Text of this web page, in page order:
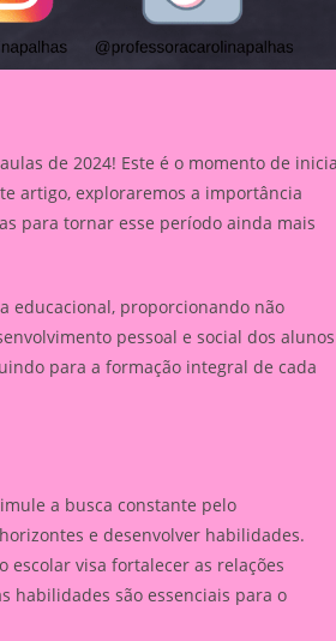
de 2024! Este é o momento de
artigo, exploraremos a importância
para tornar esse período ainda mais
educacional, proporcionando não
pessoal e social dos
para a formação integral de cada
a busca constante pelo
e desenvolver habilidades.
escolar visa fortalecer as relações
habilidades são essenciais para o